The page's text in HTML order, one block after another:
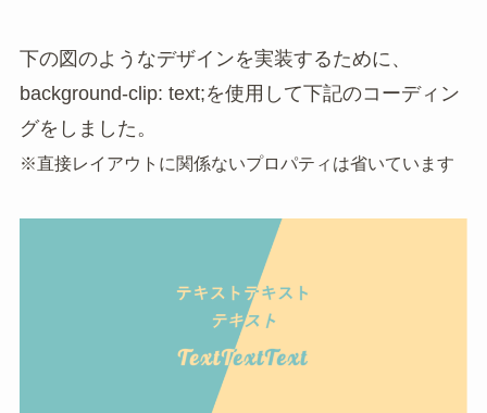
下の図のようなデザインを実装するために、
background-clip: text;を使用して下記のコーディン
グをしました。
※直接レイアウトに関係ないプロパティは省いています